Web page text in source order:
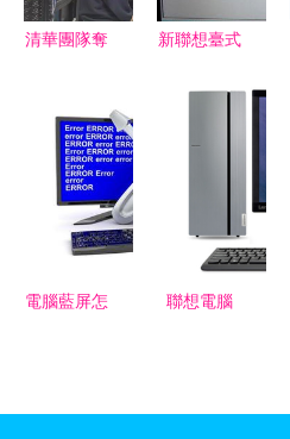
清華團隊奪
賽4連冠！
華中科大斬
獲「圖計
算」2項世
界第一，計
算機系統顯
新聯想臺式
南
電腦藍屏怎
聯想電腦